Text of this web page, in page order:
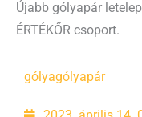
Újabb gólyapár
ÉRTÉKŐR csoport.
gólyagólyapár